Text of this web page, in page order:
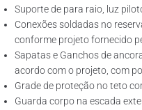
Suporte de para raio, luz
Conexões soldadas no
conforme projeto fornecido
Sapatas e Ganchos de
acordo com o projeto, com
Grade de proteção no teto
Guarda corpo na escada